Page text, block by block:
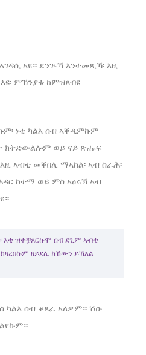
ኣዩ። ደንጒኻ እንተመጺኻ፡ እዚ
ምኽንያቱ ከምዝጽበዩ
ነቲ ካልእ ሰብ ኣቐዲምኩም
ክትድውልሎም ወይ ናይ ጽሑፍ
ኣብቲ መቐበሊ ማኣከል፡ ኣብ ስራሕ፡
ከተማ ወይ ምስ ኣዕሩኽ ኣብ
ዝተቛጸርኩሞ ሰብ ደጊም ኣብቲ
ዘይደሊ ክኸውን ይኽእል
ካልእ ሰብ ቆጸራ ኣለዎም። ሽዑ